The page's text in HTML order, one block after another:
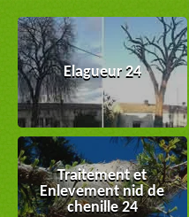
Elagueur 24
Traitement et
Enlevement nid de
chenille 24